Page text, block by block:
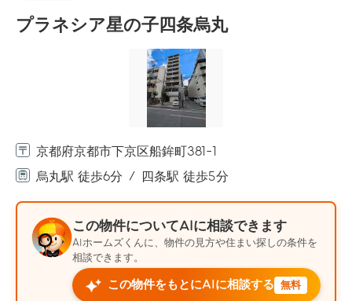
プラネシア星の子四条烏丸
京都府京都市下京区船鉾町381-1
烏丸駅 徒歩6分
四条駅 徒歩5分
この物件についてAIに相談できます
AIホームズくんに、物件の見方や住まい探しの条件を
相談できます。
この物件をもとにAIに相談する 無料